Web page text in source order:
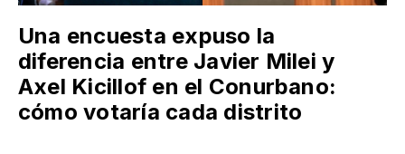
Una encuesta expuso la
diferencia entre Javier Milei y
Axel Kicillof en el Conurbano:
cómo votaría cada distrito